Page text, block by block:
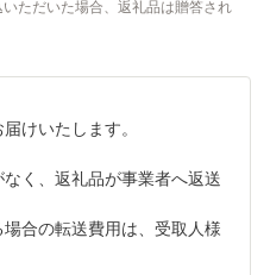
ただいた場合、返礼品は贈答され
けいたします。
く、返礼品が事業者へ返送
合の転送費用は、受取人様